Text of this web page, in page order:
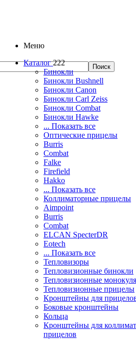
Меню
Каталог 222
Бинокли
Бинокли Bushnell
Бинокли Canon
Бинокли Carl Zeiss
Бинокли Combat
Бинокли Hawke
... Показать все
Оптические прицелы
Burris
Combat
Falke
Firefield
Hakko
... Показать все
Коллиматорные прицелы
Aimpoint
Burris
Combat
ELCAN SpecterDR
Eotech
... Показать все
Тепловизоры
Тепловизионные бинокли
Тепловизионные
Тепловизионные прицелы
Кронштейны для
Боковые кронштейны
Кольца
Кронштейны для
прицелов